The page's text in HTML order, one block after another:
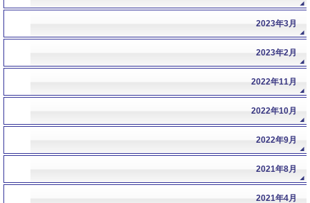
2023年3月
2023年2月
2022年11月
2022年10月
2022年9月
2021年8月
2021年4月